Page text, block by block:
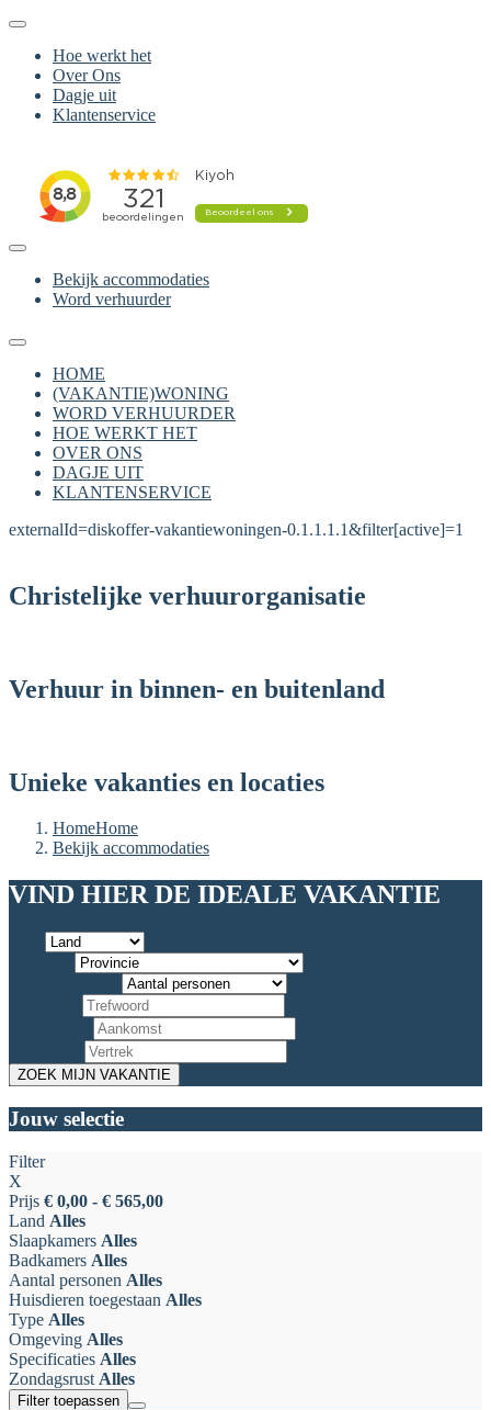
Hoe werkt het
Over Ons
Dagje uit
Klantenservice
Bekijk accommodaties
Word verhuurder
HOME
(VAKANTIE)WONING
WORD VERHUURDER
HOE WERKT HET
OVER ONS
DAGJE UIT
KLANTENSERVICE
externalId=diskoffer-vakantiewoningen-0.1.1.1.1&filter[active]=1
Christelijke verhuurorganisatie
Verhuur in binnen- en buitenland
Unieke vakanties en locaties
HomeHome
Bekijk accommodaties
VIND HIER DE IDEALE VAKANTIE
Jouw selectie
Filter
X
Prijs € 0,00 - € 565,00
Land Alles
Slaapkamers Alles
Badkamers Alles
Aantal personen Alles
Huisdieren toegestaan Alles
Type Alles
Omgeving Alles
Specificaties Alles
Zondagsrust Alles
Filter toepassen